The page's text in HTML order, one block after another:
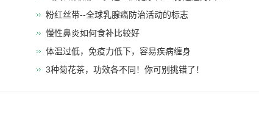
粉红丝带--全球乳腺癌防治活动的标志
慢性鼻炎如何食补比较好
体温过低，免疫力低下，容易疾病缠身
3种菊花茶，功效各不同！你可别挑错了！